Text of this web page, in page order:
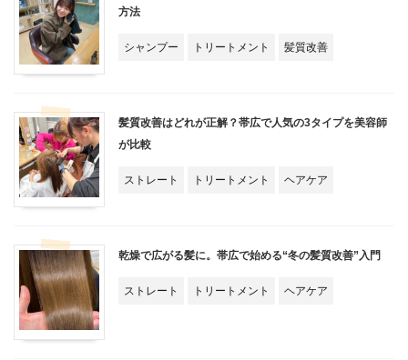
方法
シャンプー トリートメント 髪質改善
髪質改善はどれが正解？帯広で人気の3タイプを美容師
が比較
ストレート トリートメント ヘアケア
乾燥で広がる髪に。帯広で始める“冬の髪質改善”入門
ストレート トリートメント ヘアケア